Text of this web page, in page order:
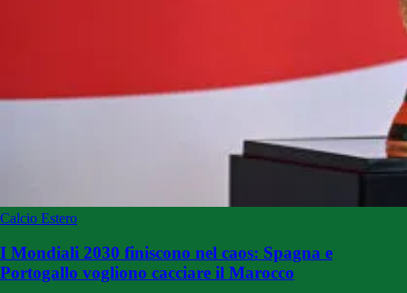
Calcio Estero
I Mondiali 2030 finiscono nel caos: Spagna e
Portogallo vogliono cacciare il Marocco